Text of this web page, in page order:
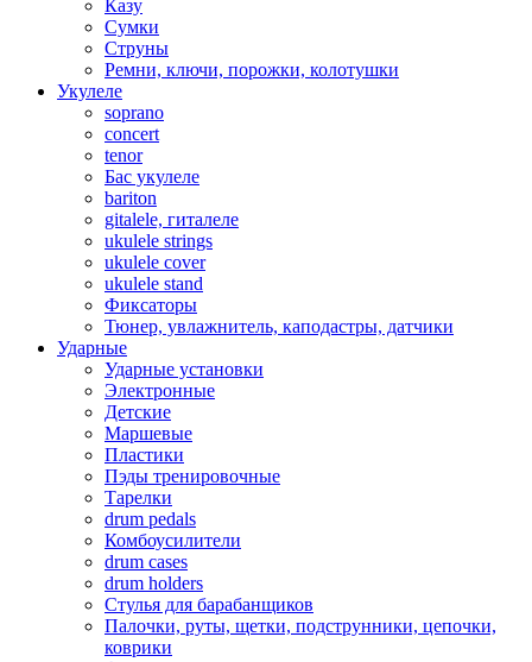
Казу
Сумки
Струны
Ремни, ключи, порожки, колотушки
Укулеле
soprano
concert
tenor
Бас укулеле
bariton
gitalele, гиталеле
ukulele strings
ukulele cover
ukulele stand
Фиксаторы
Тюнер, увлажнитель, каподастры, датчики
Ударные
Ударные установки
Электронные
Детские
Маршевые
Пластики
Пэды тренировочные
Тарелки
drum pedals
Комбоусилители
drum cases
drum holders
Стулья для барабанщиков
Палочки, руты, щетки, подструнники, цепочки,
коврики